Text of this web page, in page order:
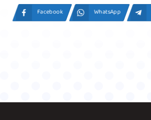
Facebook WhatsApp